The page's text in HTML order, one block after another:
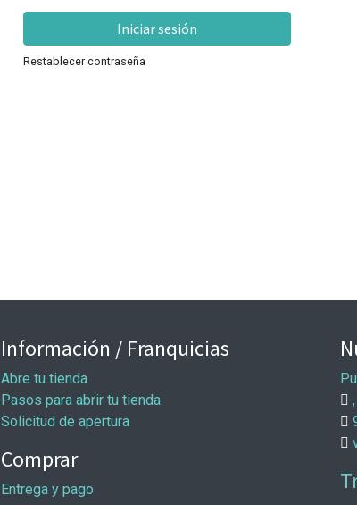
Iniciar sesión
Restablecer contraseña
Información / Franquicias
Abre tu tienda
Pasos para abrir tu tienda
Solicitud de apertura
Comprar
Entrega y pago